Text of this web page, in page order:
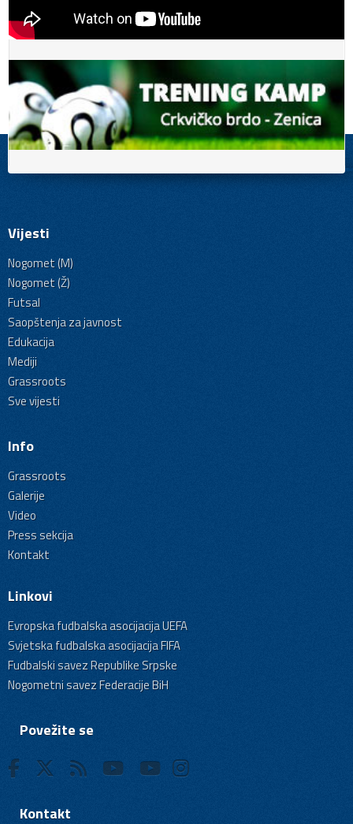
Vijesti
Nogomet (M)
Nogomet (Ž)
Futsal
Saopštenja za javnost
Edukacija
Mediji
Grassroots
Sve vijesti
Info
Grassroots
Galerije
Video
Press sekcija
Kontakt
Linkovi
Evropska fudbalska asocijacija UEFA
Svjetska fudbalska asocijacija FIFA
Fudbalski savez Republike Srpske
Nogometni savez Federacije BiH
Povežite se
Kontakt